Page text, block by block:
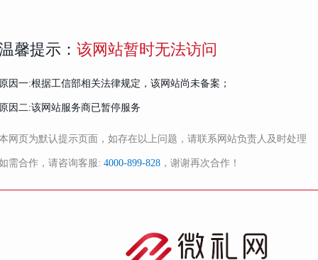
馨提示： 该网站暂时无法访问
因一:根据工信部相关法律规定，该网站尚未备案；
因二:该网站服务商已暂停服务
网页为默认提示页面，如存在以上问题，请联系网站负责人及时处理
需合作，请咨询客服: 4000-899-828 ，谢谢再次合作！